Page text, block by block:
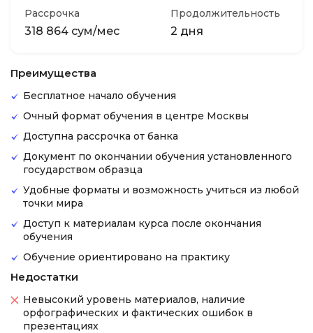
Рассрочка
318 864 сум/мес
Продолжительность
2 дня
Преимущества
Бесплатное начало обучения
Очный формат обучения в центре Москвы
Доступна рассрочка от банка
Документ по окончании обучения установленного
государством образца
Удобные форматы и возможность учиться из любой
точки мира
Доступ к материалам курса после окончания
обучения
Обучение ориентировано на практику
Недостатки
Невысокий уровень материалов, наличие
орфографических и фактических ошибок в
презентациях